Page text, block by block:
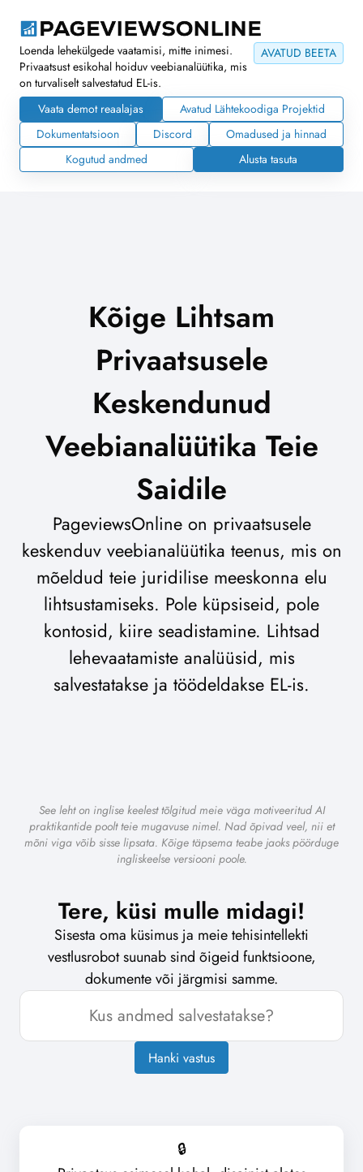
AVATUD BEETA
Loenda lehekülgede vaatamisi, mitte inimesi.
Privaatsust esikohal hoiduv veebianalüütika, mis
on turvaliselt salvestatud EL-is.
Vaata demot reaalajas
Avatud Lähtekoodiga Projektid
Dokumentatsioon
Discord
Omadused ja hinnad
Kogutud andmed
Alusta tasuta
Kõige Lihtsam
Privaatsusele
Keskendunud
Veebianalüütika Teie
Saidile
PageviewsOnline on privaatsusele
keskenduv veebianalüütika teenus, mis on
mõeldud teie juridilise meeskonna elu
lihtsustamiseks. Pole küpsiseid, pole
kontosid, kiire seadistamine. Lihtsad
lehevaatamiste analüüsid, mis
salvestatakse ja töödeldakse EL-is.
See leht on inglise keelest tõlgitud meie väga motiveeritud AI
praktikantide poolt teie mugavuse nimel. Nad õpivad veel, nii et
mõni viga võib sisse lipsata. Kõige täpsema teabe jaoks pöörduge
ingliskeelse versiooni poole.
Tere, küsi mulle midagi!
Sisesta oma küsimus ja meie tehisintellekti
vestlusrobot suunab sind õigeid funktsioone,
dokumente või järgmisi samme.
Hanki vastus
🔒